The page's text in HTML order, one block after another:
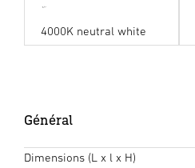
4000K neutral white
Général
Dimensions (L x l x H)